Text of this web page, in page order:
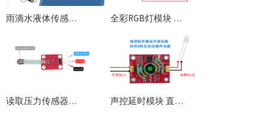
雨滴水液体传感器免编程实验教程 全彩RGB灯模块 色彩调试 树莓派Pico使用Python例程
读取压力传感器模拟值 电阻式薄膜压力模块Python/C++编程树莓派与ESP32使用例程 声控延时模块 直驱输出控制 自动延时8秒